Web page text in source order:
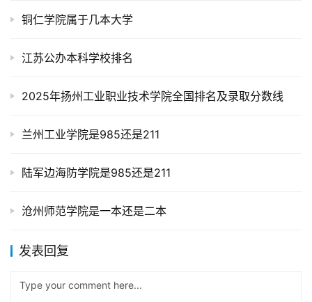
铜仁学院属于几本大学
江苏公办本科学校排名
2025年扬州工业职业技术学院全国排名及录取分数线
兰州工业学院是985还是211
陆军边海防学院是985还是211
沧州师范学院是一本还是二本
发表回复